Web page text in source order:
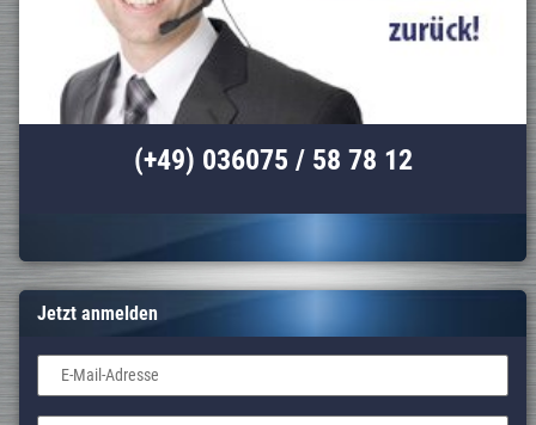
(+49) 036075 / 58 78 12
Jetzt anmelden
E-Mail-Adresse